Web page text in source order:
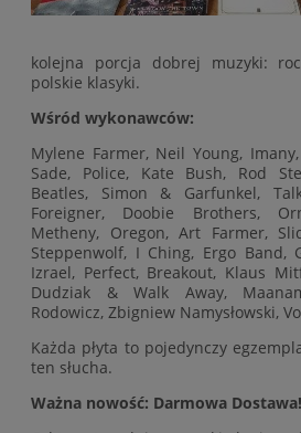
kolejna porcja dobrej muzyki:
polskie klasyki.
Wśród wykonawców:
Mylene Farmer, Neil Young,
Sade, Police, Kate Bush, Rod
Beatles, Simon & Garfunkel,
Foreigner, Doobie Brothers,
Metheny, Oregon, Art Farmer,
Steppenwolf, I Ching, Ergo Band,
Izrael, Perfect, Breakout, Klaus
Dudziak & Walk Away,
Rodowicz, Zbigniew Namysłowski,
Każda płyta to pojedynczy
ten słucha.
Ważna nowość: Darmowa Dostawa!